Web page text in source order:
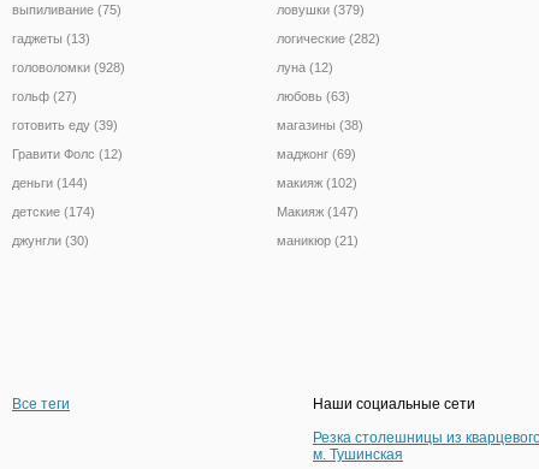
выпиливание (75)
гаджеты (13)
головоломки (928)
гольф (27)
готовить еду (39)
Гравити Фолс (12)
деньги (144)
детские (174)
джунгли (30)
ловушки (379)
логические (282)
луна (12)
любовь (63)
магазины (38)
маджонг (69)
макияж (102)
Макияж (147)
маникюр (21)
Все теги
Наши социальные сети
Резка столешницы из
м. Тушинская